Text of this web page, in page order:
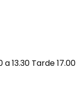
13.30 Tarde 17.00